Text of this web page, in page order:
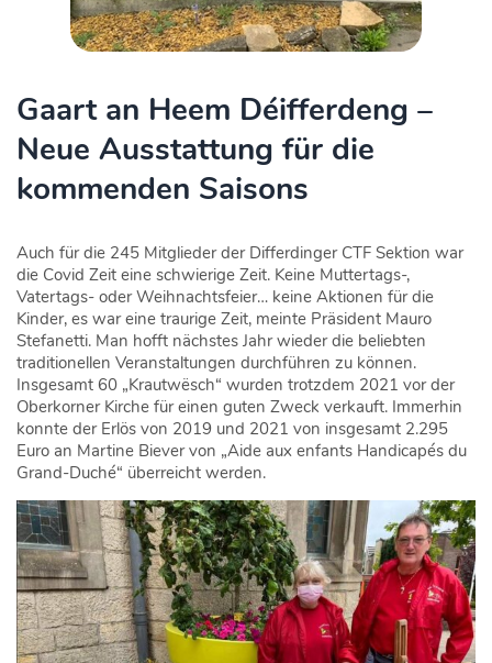
Gaart an Heem Déifferdeng –
Neue Ausstattung für die
kommenden Saisons
Auch für die 245 Mitglieder der Differdinger CTF Sektion war
die Covid Zeit eine schwierige Zeit. Keine Muttertags-,
Vatertags- oder Weihnachtsfeier… keine Aktionen für die
Kinder, es war eine traurige Zeit, meinte Präsident Mauro
Stefanetti. Man hofft nächstes Jahr wieder die beliebten
traditionellen Veranstaltungen durchführen zu können.
Insgesamt 60 „Krautwësch“ wurden trotzdem 2021 vor der
Oberkorner Kirche für einen guten Zweck verkauft. Immerhin
konnte der Erlös von 2019 und 2021 von insgesamt 2.295
Euro an Martine Biever von „Aide aux enfants Handicapés du
Grand-Duché“ überreicht werden.